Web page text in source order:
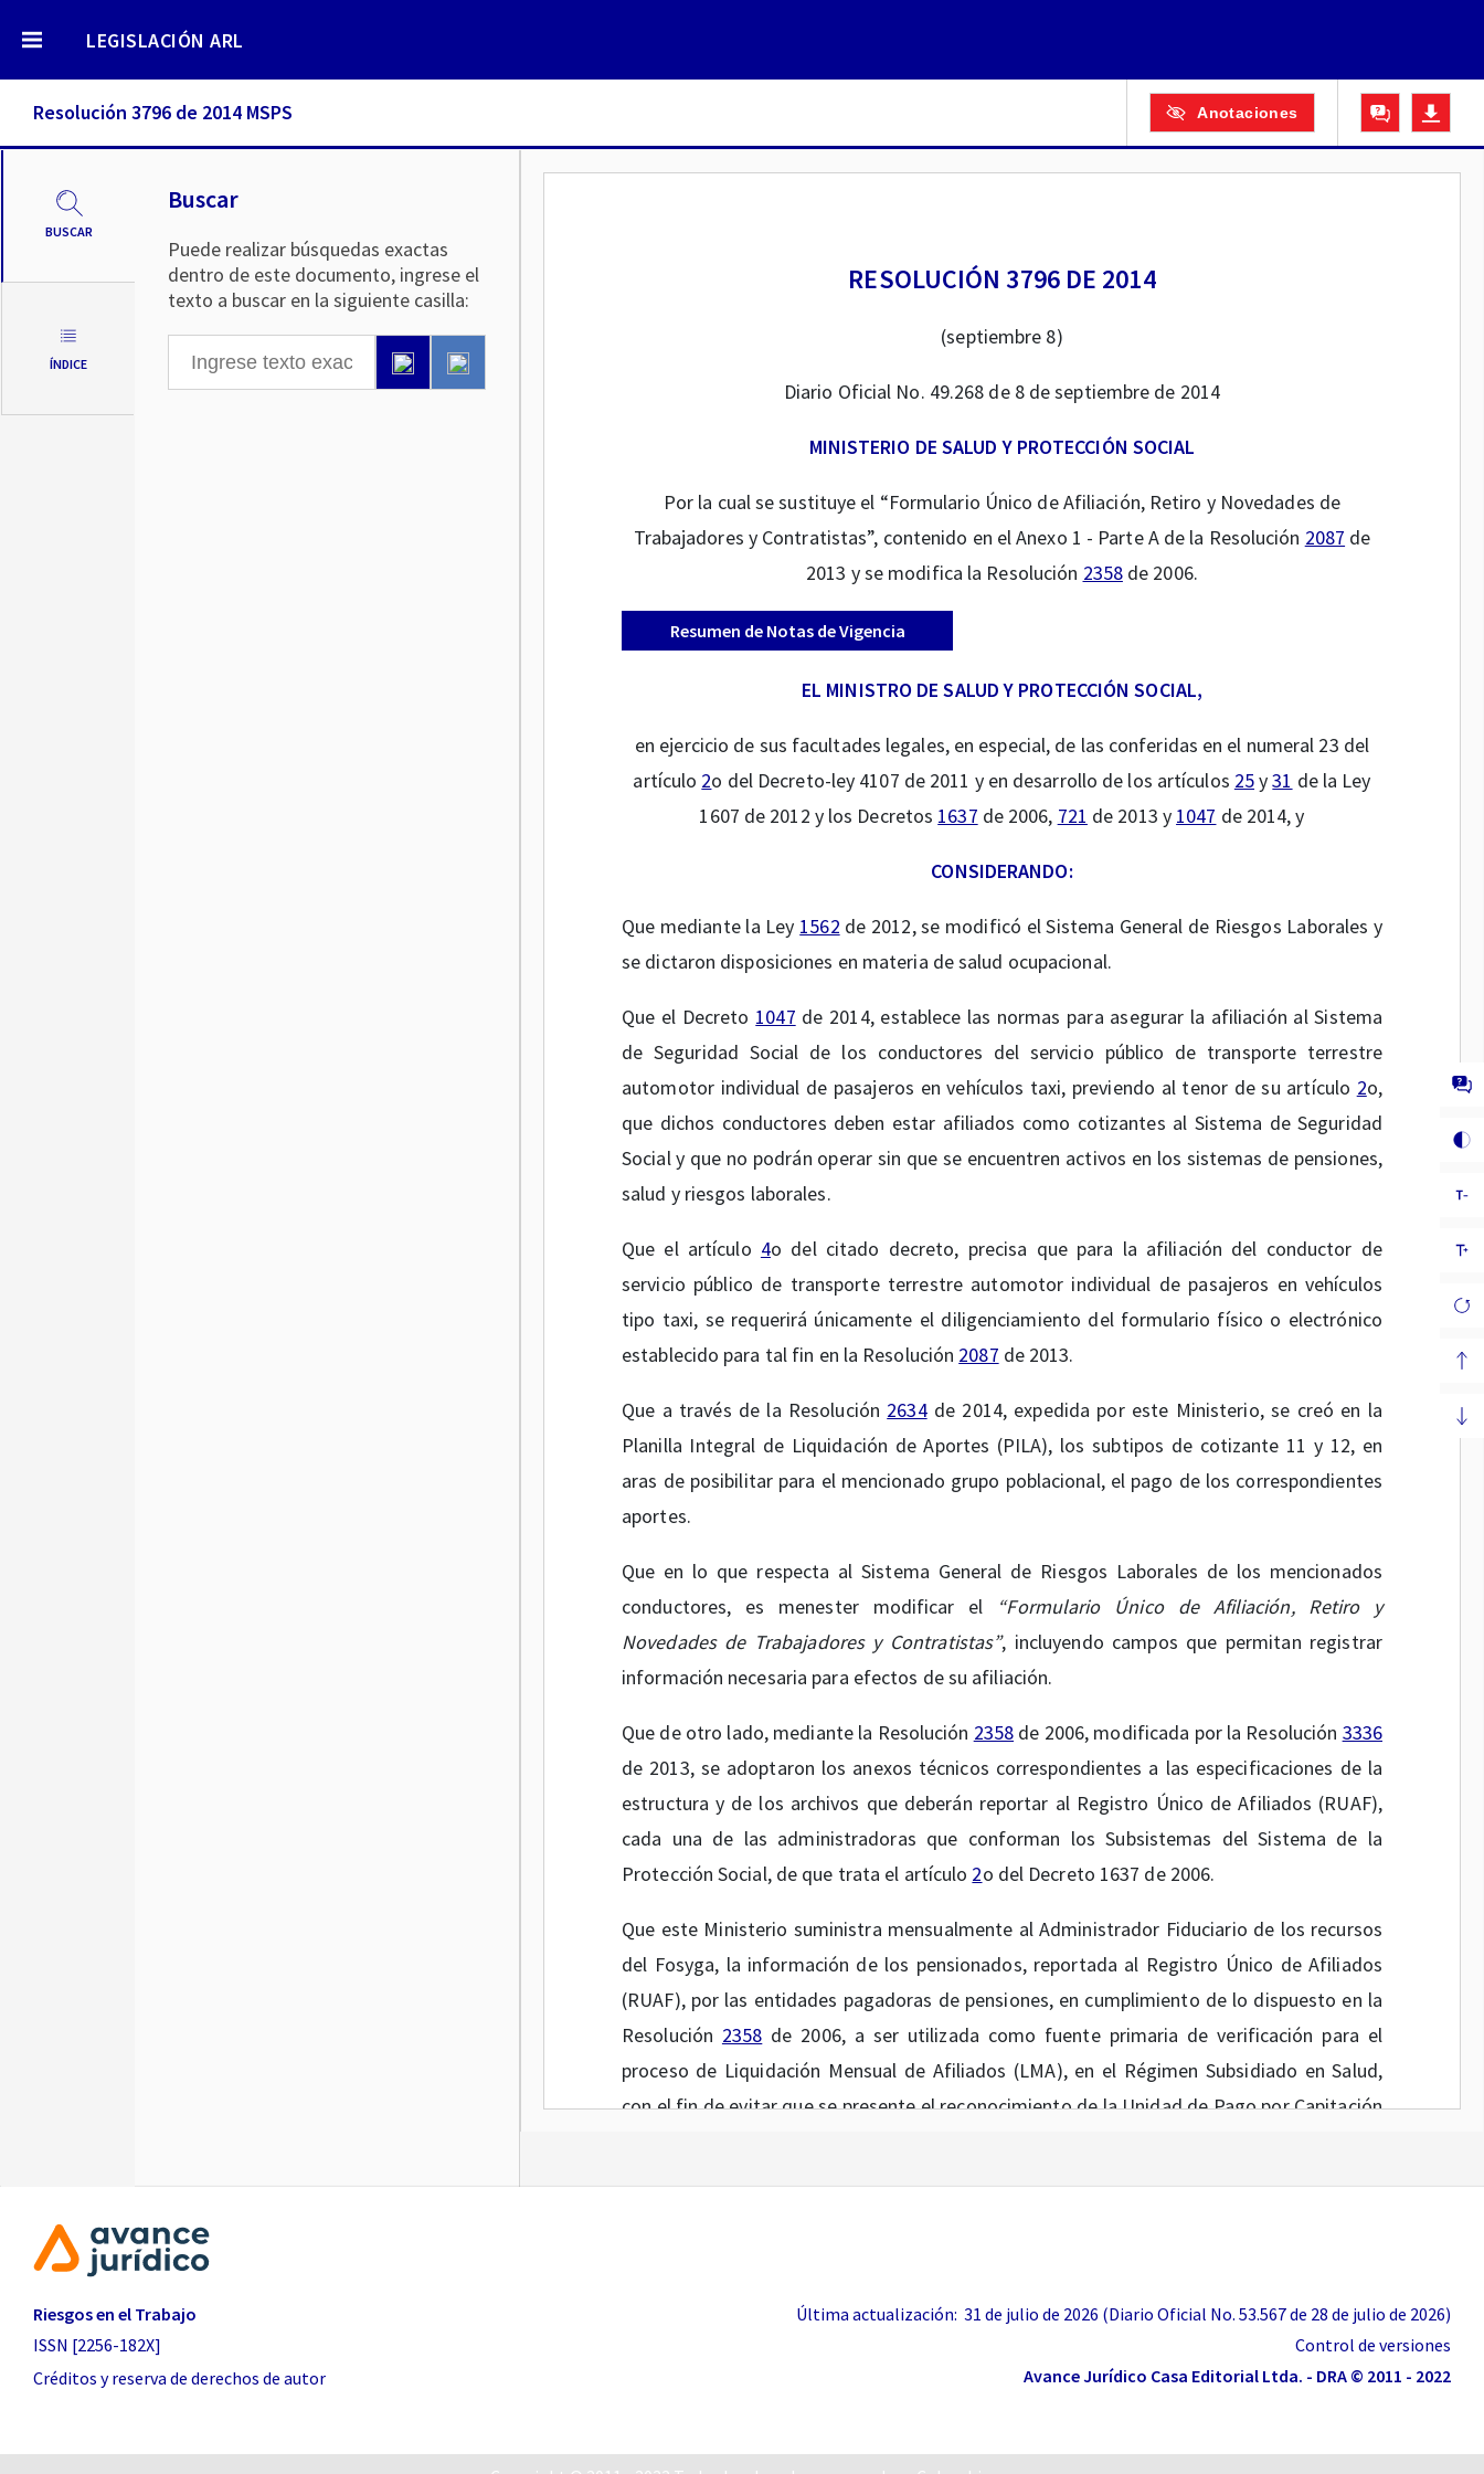
LEGISLACIÓN ARL
Resolución 3796 de 2014 MSPS Anotaciones
BUSCAR
ÍNDICE
Buscar
Puede realizar búsquedas exactas
dentro de este documento, ingrese el
texto a buscar en la siguiente casilla:
RESOLUCIÓN 3796 DE 2014
(septiembre 8)
Diario Oficial No. 49.268 de 8 de septiembre de 2014
MINISTERIO DE SALUD Y PROTECCIÓN SOCIAL
Por la cual se sustituye el “Formulario Único de Afiliación, Retiro y Novedades de
Trabajadores y Contratistas”, contenido en el Anexo 1 - Parte A de la Resolución 2087 de
2013 y se modifica la Resolución 2358de 2006.
Resumen de Notas de Vigencia
EL MINISTRO DE SALUD Y PROTECCIÓN SOCIAL,
en ejercicio de sus facultades legales, en especial, de las conferidas en el numeral 23 del
artículo 2o del Decreto-ley 4107 de 2011 y en desarrollo de los artículos 25y31 de la Ley
1607 de 2012 y los Decretos 1637 de 2006, 721 de 2013 y 1047 de 2014, y
CONSIDERANDO:
Que mediante la Ley 1562 de 2012, se modificó el Sistema General de Riesgos Laborales y
se dictaron disposiciones en materia de salud ocupacional.
Que el Decreto 1047 de 2014, establece las normas para asegurar la afiliación al Sistema
de Seguridad Social de los conductores del servicio público de transporte terrestre
automotor individual de pasajeros en vehículos taxi, previendo al tenor de su artículo 2o,
que dichos conductores deben estar afiliados como cotizantes al Sistema de Seguridad
Social y que no podrán operar sin que se encuentren activos en los sistemas de pensiones,
salud y riesgos laborales.
Que el artículo 4o del citado decreto, precisa que para la afiliación del conductor de
servicio público de transporte terrestre automotor individual de pasajeros en vehículos
tipo taxi, se requerirá únicamente el diligenciamiento del formulario físico o electrónico
establecido para tal fin en la Resolución 2087 de 2013.
Que a través de la Resolución 2634de 2014, expedida por este Ministerio, se creó en la
Planilla Integral de Liquidación de Aportes (PILA), los subtipos de cotizante 11 y 12, en
aras de posibilitar para el mencionado grupo poblacional, el pago de los correspondientes
aportes.
Que en lo que respecta al Sistema General de Riesgos Laborales de los mencionados
conductores, es menester modificar el
“Formulario Único de Afiliación, Retiro y
Novedades de Trabajadores y Contratistas”, incluyendo campos que permitan registrar
información necesaria para efectos de su afiliación.
Que de otro lado, mediante la Resolución 2358 de 2006, modificada por la Resolución 3336
de 2013, se adoptaron los anexos técnicos correspondientes a las especificaciones de la
estructura y de los archivos que deberán reportar al Registro Único de Afiliados (RUAF),
cada una de las administradoras que conforman los Subsistemas del Sistema de la
Protección Social, de que trata el artículo 2o del Decreto 1637 de 2006.
Que este Ministerio suministra mensualmente al Administrador Fiduciario de los recursos
del Fosyga, la información de los pensionados, reportada al Registro Único de Afiliados
(RUAF), por las entidades pagadoras de pensiones, en cumplimiento de lo dispuesto en la
Resolución 2358 de 2006, a ser utilizada como fuente primaria de verificación para el
proceso de Liquidación Mensual de Afiliados (LMA), en el Régimen Subsidiado en Salud,
con el fin de evitar que se presente el reconocimiento de la Unidad de Pago por Capitación
exceptuados del Sistema General de Pensiones, que permiten la concurrencia de pensiones
respecto de una misma persona, se hace necesario incluir campos adicionales en las
novedades del anexo técnico de pensionados del Registro Único de Afiliados (RUAF), en
Riesgos en el Trabajo
ISSN [2256-182X]
Última actualización: 31 de julio de 2026 (Diario Oficial No. 53.567 de 28 de julio de 2026)
Control de versiones
Créditos y reserva de derechos de autor
Avance Jurídico Casa Editorial Ltda. - DRA © 2011 - 2022